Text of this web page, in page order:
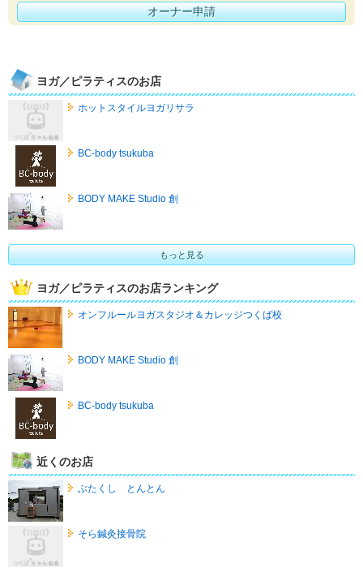
オーナー申請
ヨガ／ピラティスのお店
ホットスタイルヨガリサラ
BC-body tsukuba
BODY MAKE Studio 創
もっと見る
ヨガ／ピラティスのお店ランキング
オンフルールヨガスタジオ＆カレッジつくば校
BODY MAKE Studio 創
BC-body tsukuba
近くのお店
ぶたくし とんとん
そら鍼灸接骨院